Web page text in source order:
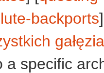
backports
a specific